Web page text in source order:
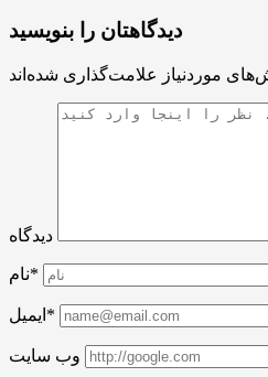
دیدگاهتان را بنویسید
دیدگاه
نام*
ایمیل*
وب سایت